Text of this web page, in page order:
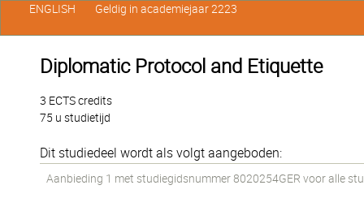
Diplomatic Protocol and Etiquette
3 ECTS credits
75 u studietijd
Dit studiedeel wordt als volgt aangeboden:
Aanbieding 1 met studiegidsnummer 8020254GER voor alle
ENGLISH Geldig in academiejaar 2223